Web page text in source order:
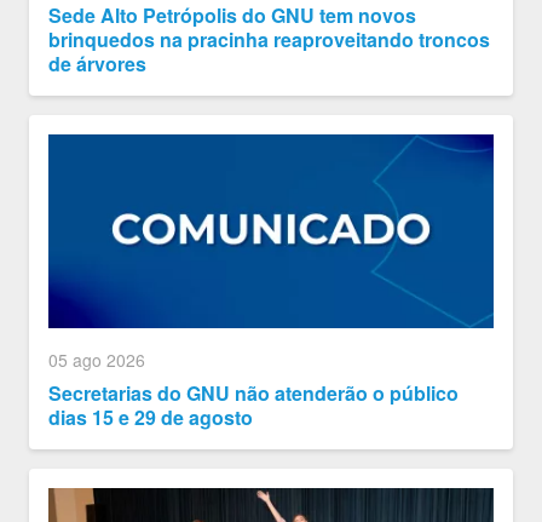
Sede Alto Petrópolis do GNU tem novos
brinquedos na pracinha reaproveitando troncos
de árvores
05 ago 2026
Secretarias do GNU não atenderão o público
dias 15 e 29 de agosto